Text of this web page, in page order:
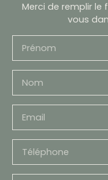
Merci de remplir le
vous
Prénom
Nom
Email
Téléphone